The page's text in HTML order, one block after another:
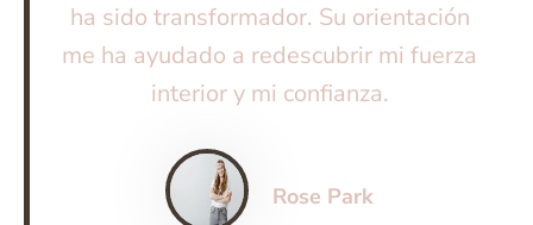
ha sido transformador. Su orientación
me ha ayudado a redescubrir mi fuerza
interior y mi confianza.
Rose Park